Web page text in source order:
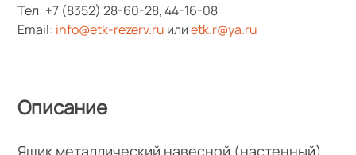
Тел: +7 (8352) 28-60-28,44-16-08
Email: info@etk-rezerv.ru илиetk.r@ya.ru
Описание
Ящик металлический навесной (настенный)